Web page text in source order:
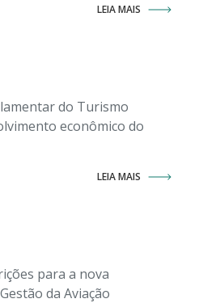
LEIA MAIS
do Turismo
econômico do
LEIA MAIS
para a nova
da Aviação